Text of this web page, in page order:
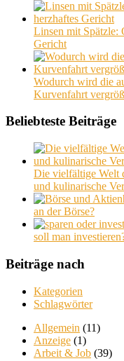
Linsen mit Spätzle:
Gericht
Wodurch wird die
Kurvenfahrt
Beliebteste Beiträge
Die vielfältige Welt
und kulinarische
an der Börse?
soll man
Beiträge nach
Kategorien
Schlagwörter
Allgemein (11)
Anzeige (1)
Arbeit & Job (39)